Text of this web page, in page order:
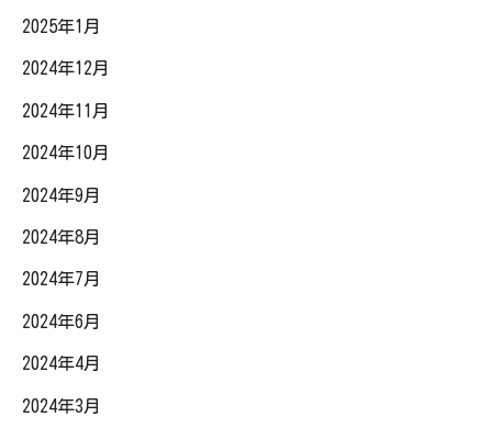
2025年1月
2024年12月
2024年11月
2024年10月
2024年9月
2024年8月
2024年7月
2024年6月
2024年4月
2024年3月